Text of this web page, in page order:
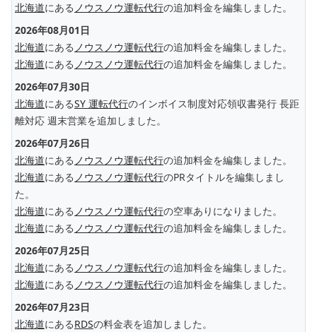
北海道にある ノウスノウ運転代行の追加料金を編集しました。
2026年08月01日
北海道にある ノウスノウ運転代行の追加料金を編集しました。
北海道にある ノウスノウ運転代行の追加料金を編集しました。
2026年07月30日
北海道にあるSY 運転代行のインボイス制度対応領収書発行 長距
離対応 週末営業を追加しました。
2026年07月26日
北海道にある ノウスノウ運転代行の追加料金を編集しました。
北海道にある ノウスノウ運転代行のPRタイトルを編集しまし
た。
北海道にある ノウスノウ運転代行の空車ありになりました。
北海道にある ノウスノウ運転代行の追加料金を編集しました。
2026年07月25日
北海道にある ノウスノウ運転代行の追加料金を編集しました。
北海道にある ノウスノウ運転代行の追加料金を編集しました。
2026年07月23日
北海道にあるRDSの料金表を追加しました。